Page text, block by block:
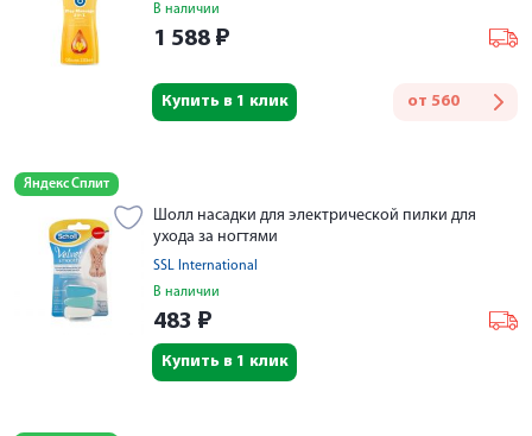
В наличии
1 588 ₽
от 560
Купить в 1 клик
Яндекс Сплит
Шолл насадки для электрической пилки для
ухода за ногтями
SSL International
В наличии
483 ₽
Купить в 1 клик